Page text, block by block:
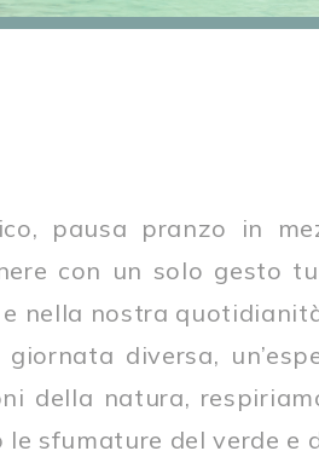
pausa pranzo in
con un solo gesto
nella nostra
diversa,
della natura,
sfumature del verde e